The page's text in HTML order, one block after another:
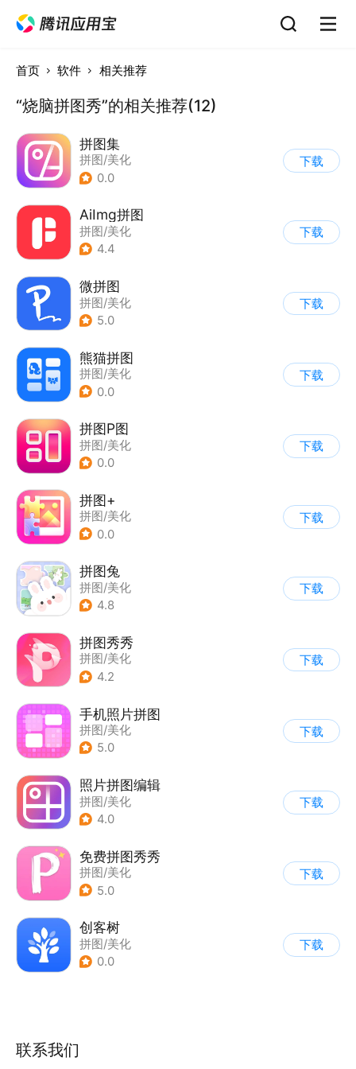
首页 软件 相关推荐
“烧脑拼图秀”的相关推荐(12)
拼图集
拼图/美化
0.0
下载
AiImg拼图
拼图/美化
4.4
下载
微拼图
拼图/美化
5.0
下载
熊猫拼图
拼图/美化
0.0
下载
拼图P图
拼图/美化
0.0
下载
拼图+
拼图/美化
0.0
下载
拼图兔
拼图/美化
4.8
下载
拼图秀秀
拼图/美化
4.2
下载
手机照片拼图
拼图/美化
5.0
下载
照片拼图编辑
拼图/美化
4.0
下载
免费拼图秀秀
拼图/美化
5.0
下载
创客树
拼图/美化
0.0
下载
联系我们